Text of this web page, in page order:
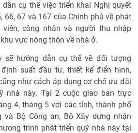
cụ thể việc triển khai Nghị quyết
66, 67 và 167 của Chính phủ về phát
công nhân và người thu nhập
vực nông thôn về nhà ở.
sẽ hướng dẫn cụ thể về đối tượng
suất đầu tư, thiết kế điển hình,
như cách áp dụng cơ chế ưu đãi
nhà này. Tại 2 cuộc giao ban trực
4, tháng 5 với các tỉnh, thành phố
và Bộ Công an, Bộ Xây dựng nhận
trình phát triển quỹ nhà này tại